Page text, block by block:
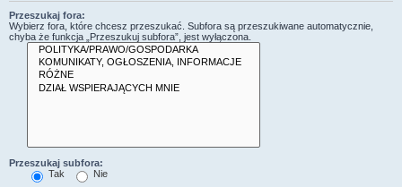
Przeszukaj fora:
Wybierz fora, które chcesz przeszukać. Subfora są przeszukiwane automatycznie,
chyba że funkcja „Przeszukuj subfora”, jest wyłączona.
Przeszukaj subfora:
Tak
Nie